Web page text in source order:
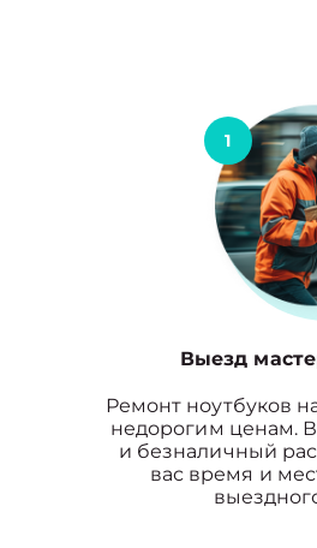
1
Выезд
Ремонт ноутбуков
недорогим ценам.
и безналичный
вас время и